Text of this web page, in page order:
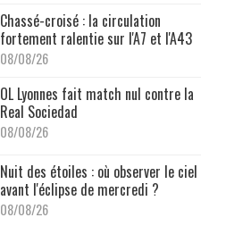
Chassé-croisé : la circulation
fortement ralentie sur l'A7 et l'A43
08/08/26
OL Lyonnes fait match nul contre la
Real Sociedad
08/08/26
Nuit des étoiles : où observer le ciel
avant l'éclipse de mercredi ?
08/08/26